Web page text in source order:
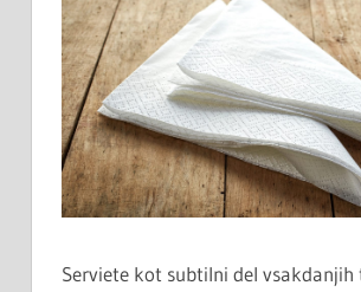
Serviete kot subtilni del